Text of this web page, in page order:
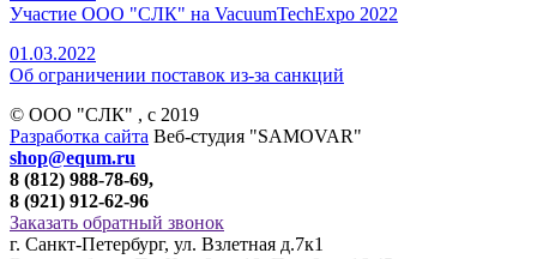
Участие ООО "СЛК" на VacuumTechExpo 2022
01.03.2022
Об ограничении поставок из-за санкций
© ООО "СЛК" , c 2019
Разработка сайта Веб-студия "SAMOVAR"
shop@equm.ru
8 (812) 988-78-69,
8 (921) 912-62-96
Заказать обратный звонок
г. Санкт-Петербург, ул. Взлетная д.7к1